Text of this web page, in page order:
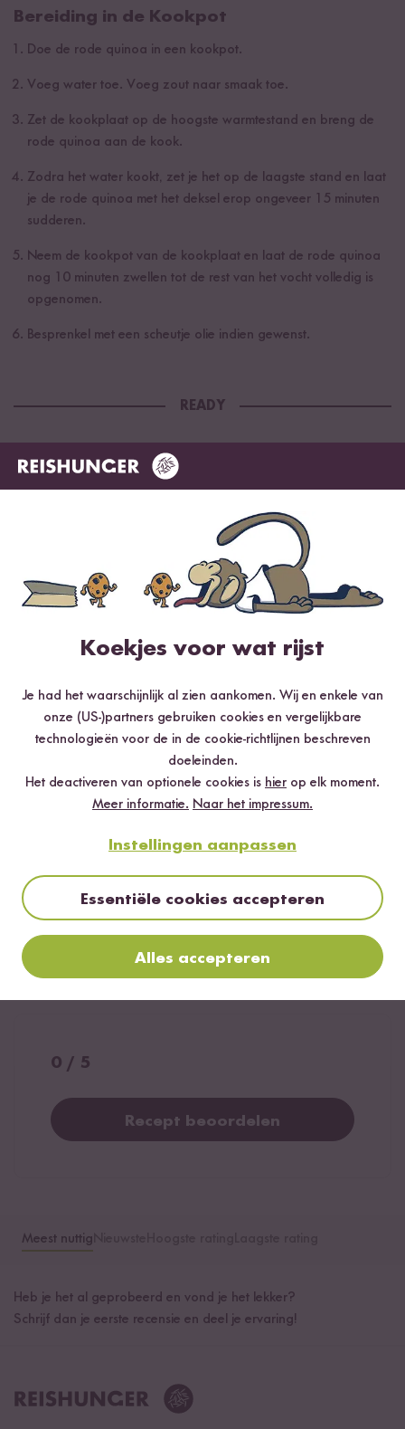
Bereiding in de Kookpot
Doe de rode quinoa in een kookpot.
Voeg water toe. Voeg zout naar smaak toe.
Zet de kookplaat op de hoogste warmtestand en breng de
rode quinoa aan de kook.
Zodra het water kookt, zet je het op de laagste stand en laat
je de rode quinoa met het deksel erop ongeveer 15 minuten
sudderen.
Neem de kookpot van de kookplaat en laat de rode quinoa
nog 10 minuten zwellen tot de rest van het vocht volledig is
opgenomen.
Besprenkel met een scheutje olie indien gewenst.
READY
Recepten per e-mail ontvangen
Voor de newsletter aanmelden
Beoordelingen & reacties
0 / 5
Recept beoordelen
Meest nuttig
Heb je het al geprobeerd en vond je het lekker?
Schrijf dan je eerste recensie en deel je ervaring!
Koekjes voor wat rijst
Je had het waarschijnlijk al zien aankomen. Wij en enkele van
onze (US-)partners gebruiken cookies en vergelijkbare
technologieën voor de in de cookie-richtlijnen beschreven
doeleinden.
Het deactiveren van optionele cookies is hier op elk moment.
Meer informatie. Naar het impressum.
Instellingen aanpassen
Essentiële cookies accepteren
Alles accepteren